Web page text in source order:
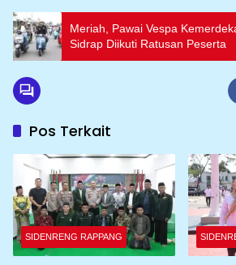
Meriah, Pawai Vespa
Sidrap Diikuti Ratusan Peserta
Pos Terkait
SIDENRENG RAPPANG